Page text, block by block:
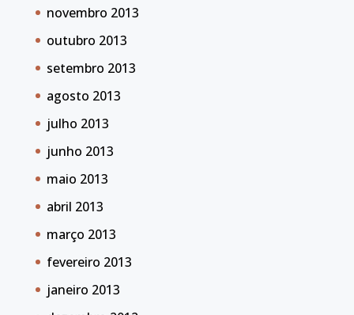
novembro 2013
outubro 2013
setembro 2013
agosto 2013
julho 2013
junho 2013
maio 2013
abril 2013
março 2013
fevereiro 2013
janeiro 2013